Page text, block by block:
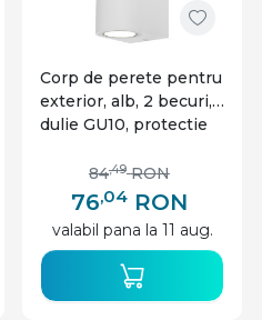
Corp de perete pentru
exterior, alb, 2 becuri,
dulie GU10, protectie
76,04 RON
84,49 RON
valabil pana la 11 aug.